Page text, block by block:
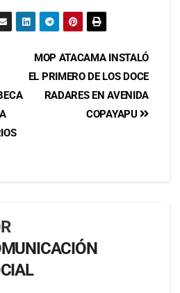
MOP ATACAMA INSTALÓ
EL PRIMERO DE LOS DOCE
RADARES EN AVENIDA
COPAYAPU